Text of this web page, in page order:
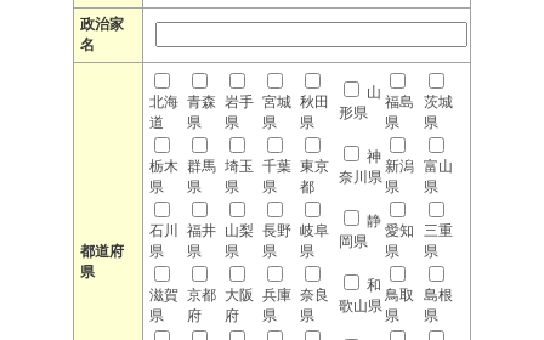
政治家
名
都道府
県
北海
道
青森
県
岩手
県
宮城
県
秋田
県
山
形県
福島
県
茨城
県
栃木
県
群馬
県
埼玉
県
千葉
県
東京
都
神
奈川県
新潟
県
富山
県
石川
県
福井
県
山梨
県
長野
県
岐阜
県
静
岡県
愛知
県
三重
県
滋賀
県
京都
府
大阪
府
兵庫
県
奈良
県
和
歌山県
鳥取
県
島根
県